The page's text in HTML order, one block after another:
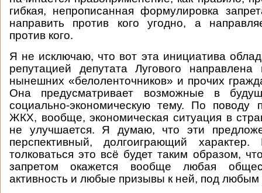
гибкая, непрописанная формулировка
направить против кого угодно, а
против кого.
Я не исключаю, что вот эта инициатива
репутацией депутата Лугового
нынешних «белоленточников» и прочих
Она предусматривает возможные в
социально-экономическую тему. По поводу
ЖКХ, вообще, экономическая ситуация в
не улучшается. Я думаю, что эти
перспективный, долгоиграющий характер.
толковаться это всё будет таким образом,
запретом окажется вообще любая
активность и любые призывы к ней, под любым